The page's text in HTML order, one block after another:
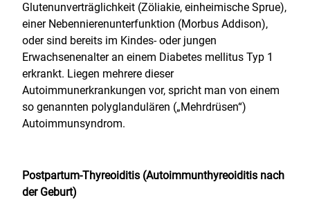
Glutenunverträglichkeit (Zöliakie, einheimische Sprue),
einer Nebennierenunterfunktion (Morbus Addison),
oder sind bereits im Kindes- oder jungen
Erwachsenenalter an einem Diabetes mellitus Typ 1
erkrankt. Liegen mehrere dieser
Autoimmunerkrankungen vor, spricht man von einem
so genannten polyglandulären („Mehrdrüsen“)
Autoimmunsyndrom.
Postpartum-Thyreoiditis (Autoimmunthyreoiditis nach
der Geburt)